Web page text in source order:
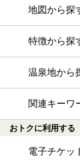
地図から探
特徴から探
温泉地から
関連キーワ
おトクに利用する
電子チケッ